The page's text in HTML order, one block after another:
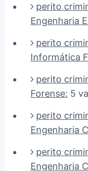
perito
Engenharia
perito
Informática
perito
Forense: 5
perito
Engenharia
perito
Engenharia